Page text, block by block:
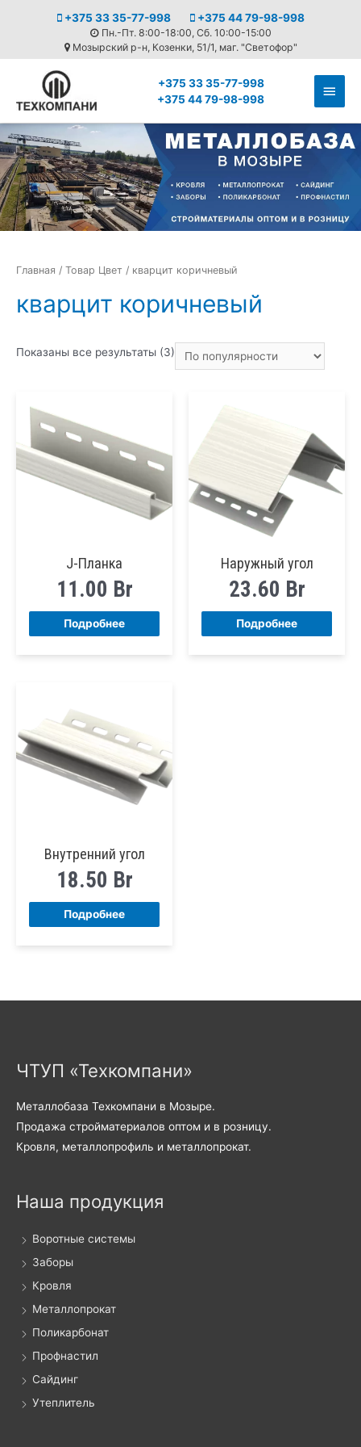
+375 33 35-77-998 +375 44 79-98-998
Пн.-Пт. 8:00-18:00, Сб. 10:00-15:00
Мозырский р-н, Козенки, 51/1, маг. "Светофор"
+375 33 35-77-998
+375 44 79-98-998
Главная / Товар Цвет / кварцит коричневый
кварцит коричневый
Показаны все результаты (3) Сортировка:
по
J-Планка
11.00 Br
Подробнее
Наружный угол
23.60 Br
Подробнее
Внутренний угол
18.50 Br
Подробнее
ЧТУП «Техкомпани»
Металлобаза Техкомпани в Мозыре.
Продажа стройматериалов оптом и в розницу.
Кровля, металлопрофиль и металлопрокат.
Наша продукция
Воротные системы
Заборы
Кровля
Металлопрокат
Поликарбонат
Профнастил
Сайдинг
Утеплитель